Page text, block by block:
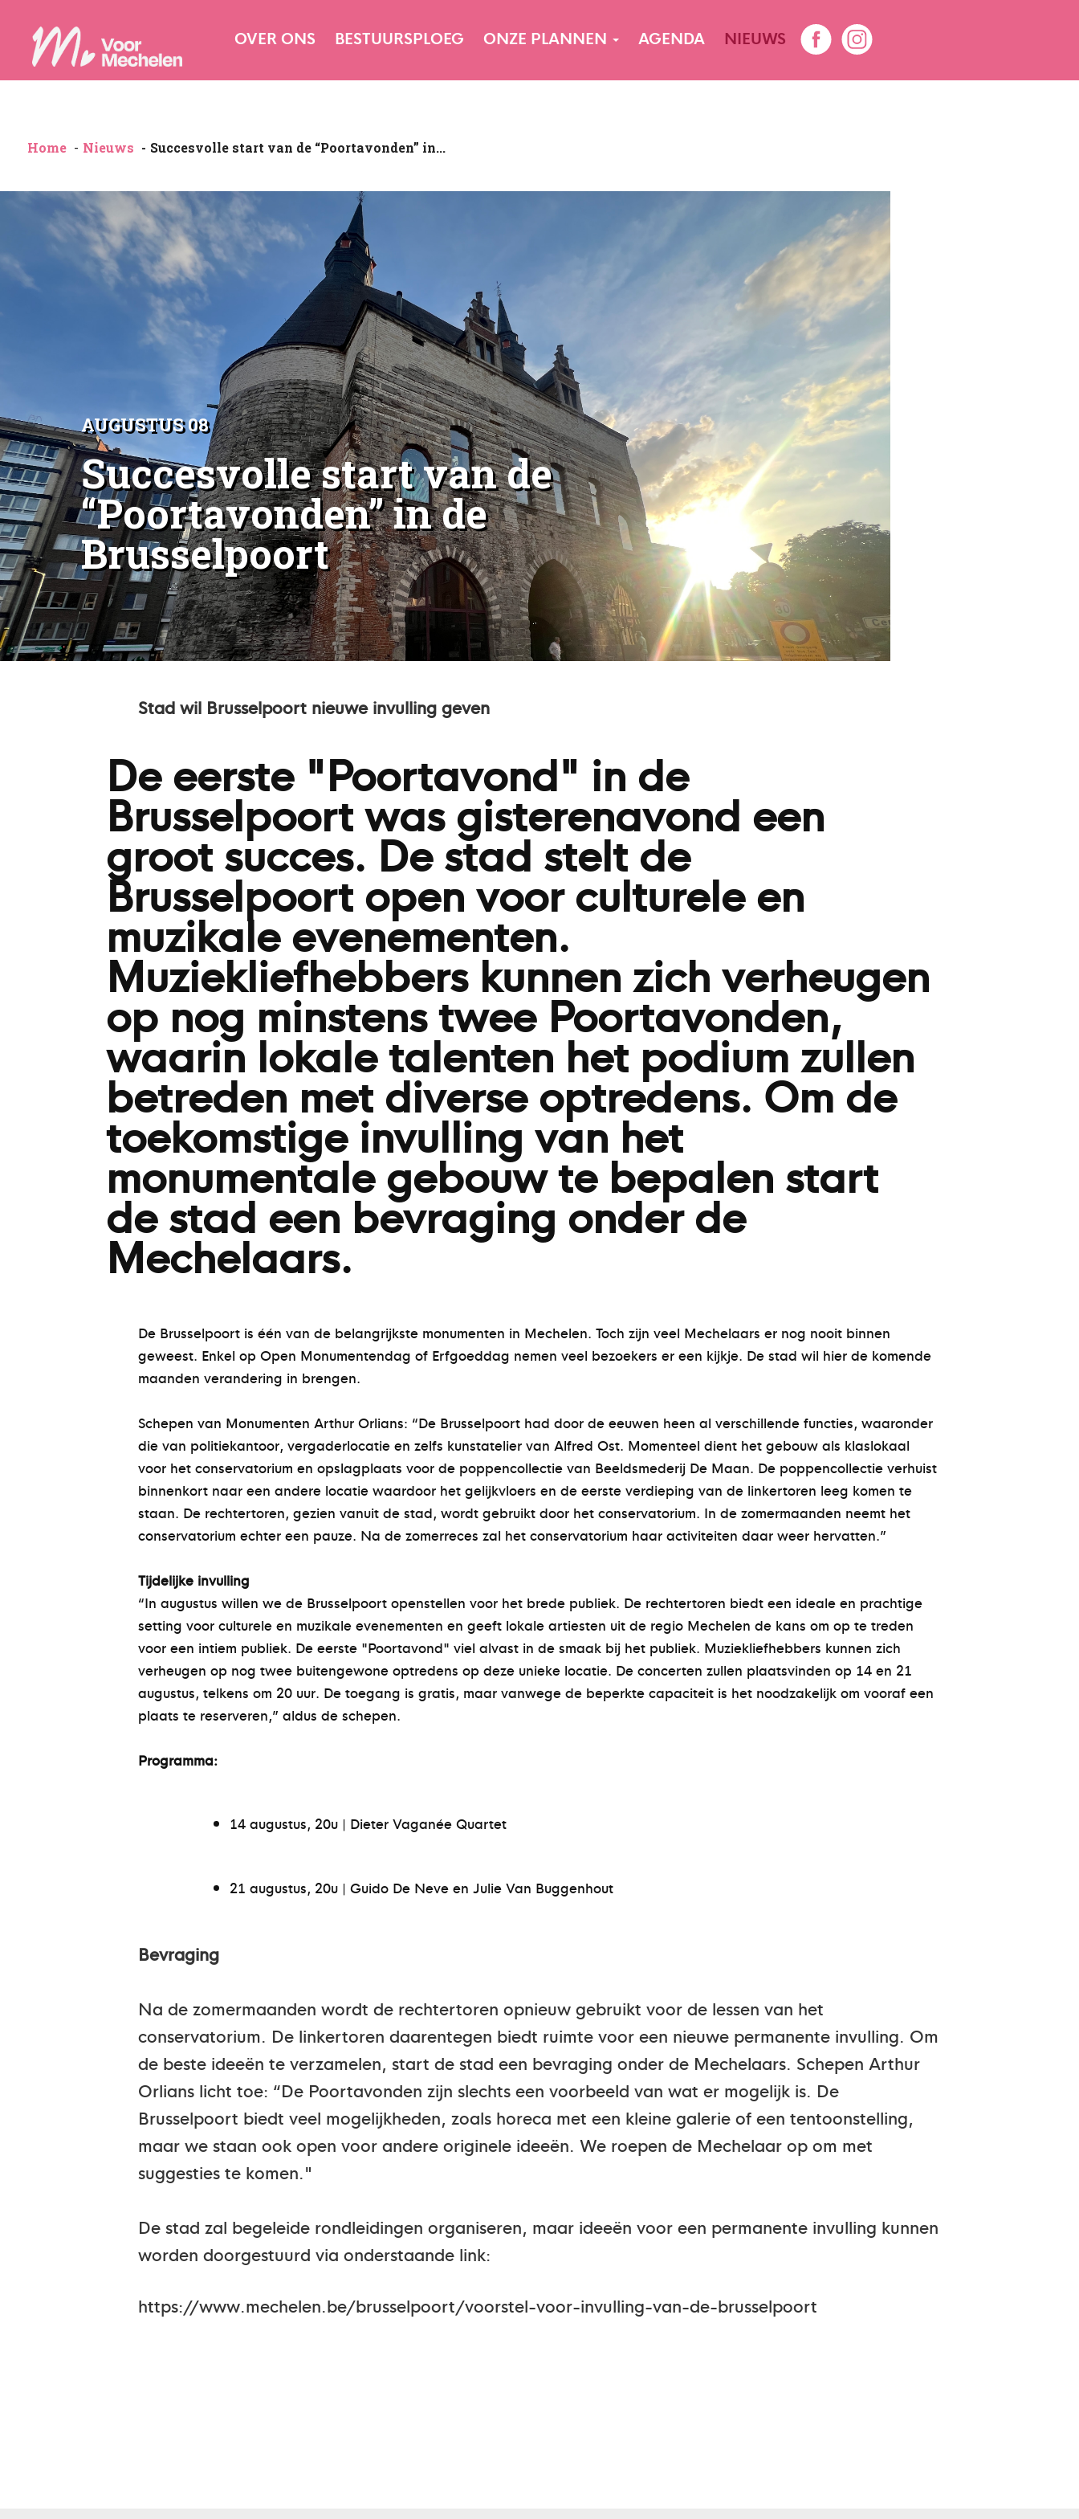
OVER ONS BESTUURSPLOEG ONZE PLANNEN AGENDA NIEUWS
Home Nieuws Succesvolle start van de “Poortavonden” in...
AUGUSTUS 08
Succesvolle start van de
“Poortavonden” in de
Brusselpoort
Stad wil Brusselpoort nieuwe invulling geven
De eerste "Poortavond" in de
Brusselpoort was gisterenavond een
groot succes. De stad stelt de
Brusselpoort open voor culturele en
muzikale evenementen.
Muziekliefhebbers kunnen zich verheugen
op nog minstens twee Poortavonden,
waarin lokale talenten het podium zullen
betreden met diverse optredens. Om de
toekomstige invulling van het
monumentale gebouw te bepalen start
de stad een bevraging onder de
Mechelaars.
De Brusselpoort is één van de belangrijkste monumenten in Mechelen. Toch zijn veel Mechelaars er nog nooit binnen
geweest. Enkel op Open Monumentendag of Erfgoeddag nemen veel bezoekers er een kijkje. De stad wil hier de komende
maanden verandering in brengen.
Schepen van Monumenten Arthur Orlians: “De Brusselpoort had door de eeuwen heen al verschillende functies, waaronder
die van politiekantoor, vergaderlocatie en zelfs kunstatelier van Alfred Ost. Momenteel dient het gebouw als klaslokaal
voor het conservatorium en opslagplaats voor de poppencollectie van Beeldsmederij De Maan. De poppencollectie verhuist
binnenkort naar een andere locatie waardoor het gelijkvloers en de eerste verdieping van de linkertoren leeg komen te
staan. De rechtertoren, gezien vanuit de stad, wordt gebruikt door het conservatorium. In de zomermaanden neemt het
conservatorium echter een pauze. Na de zomerreces zal het conservatorium haar activiteiten daar weer hervatten.”
Tijdelijke invulling
“In augustus willen we de Brusselpoort openstellen voor het brede publiek. De rechtertoren biedt een ideale en prachtige
setting voor culturele en muzikale evenementen en geeft lokale artiesten uit de regio Mechelen de kans om op te treden
voor een intiem publiek. De eerste "Poortavond" viel alvast in de smaak bij het publiek. Muziekliefhebbers kunnen zich
verheugen op nog twee buitengewone optredens op deze unieke locatie. De concerten zullen plaatsvinden op 14 en 21
augustus, telkens om 20 uur. De toegang is gratis, maar vanwege de beperkte capaciteit is het noodzakelijk om vooraf een
plaats te reserveren,” aldus de schepen.
Programma:
14 augustus, 20u | Dieter Vaganée Quartet
21 augustus, 20u | Guido De Neve en Julie Van Buggenhout
Bevraging
Na de zomermaanden wordt de rechtertoren opnieuw gebruikt voor de lessen van het
conservatorium. De linkertoren daarentegen biedt ruimte voor een nieuwe permanente invulling. Om
de beste ideeën te verzamelen, start de stad een bevraging onder de Mechelaars. Schepen Arthur
Orlians licht toe: “De Poortavonden zijn slechts een voorbeeld van wat er mogelijk is. De
Brusselpoort biedt veel mogelijkheden, zoals horeca met een kleine galerie of een tentoonstelling,
maar we staan ook open voor andere originele ideeën. We roepen de Mechelaar op om met
suggesties te komen."
De stad zal begeleide rondleidingen organiseren, maar ideeën voor een permanente invulling kunnen
worden doorgestuurd via onderstaande link:
https://www.mechelen.be/brusselpoort/voorstel-voor-invulling-van-de-brusselpoort